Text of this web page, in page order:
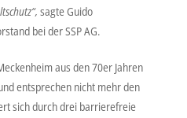
sagte Guido
bei der SSP AG.
aus den 70er Jahren
entsprechen nicht mehr den
sich durch drei barrierefreie